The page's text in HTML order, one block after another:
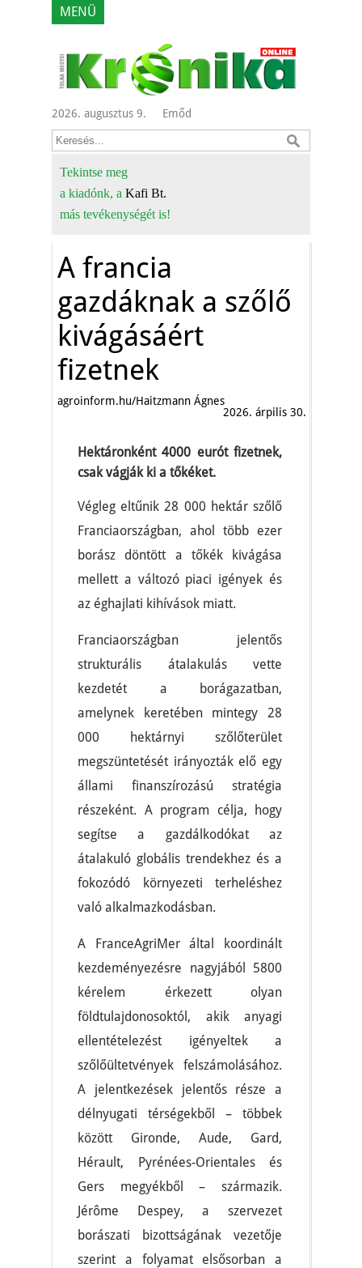
MENÜ
2026. augusztus 9. Emőd
Tekintse meg
a kiadónk, a Kafi Bt.
más tevékenységét is!
A francia
gazdáknak a szőlő
kivágásáért
fizetnek
agroinform.hu/Haitzmann Ágnes
2026. árpilis 30.
Hektáronként 4000 eurót fizetnek,
csak vágják ki a tőkéket.
Végleg eltűnik 28 000 hektár szőlő
Franciaországban, ahol több ezer
borász döntött a tőkék kivágása
mellett a változó piaci igények és
az éghajlati kihívások miatt.
Franciaországban jelentős
strukturális átalakulás vette
kezdetét a borágazatban,
amelynek keretében mintegy 28
000 hektárnyi szőlőterület
megszüntetését irányozták elő egy
állami finanszírozású stratégia
részeként. A program célja, hogy
segítse a gazdálkodókat az
átalakuló globális trendekhez és a
fokozódó környezeti terheléshez
való alkalmazkodásban.
A FranceAgriMer által koordinált
kezdeményezésre nagyjából 5800
kérelem érkezett olyan
földtulajdonosoktól, akik anyagi
ellentételezést igényeltek a
szőlőültetvények felszámolásához.
A jelentkezések jelentős része a
délnyugati térségekből – többek
között Gironde, Aude, Gard,
Hérault, Pyrénées-Orientales és
Gers megyékből – származik.
Jérôme Despey, a szervezet
borászati bizottságának vezetője
szerint a folyamat elsősorban a